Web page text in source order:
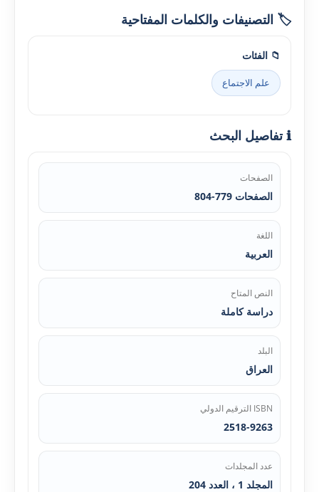
🏷️ التصنيفات والكلمات المفتاحية
📁 الفئات
علم الاجتماع
ℹ️ تفاصيل البحث
الصفحات
الصفحات 779-804
اللغة
العربية
النص المتاح
دراسة كاملة
البلد
العراق
ISBN الترقيم الدولي
2518-9263
عدد المجلدات
المجلد 1 ، العدد 204